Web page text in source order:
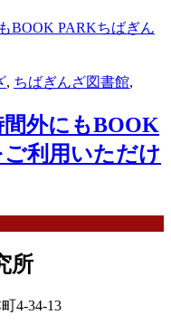
, ちばぎんざ図書館,
間外にもBOOK
利用いただけ
所
4-34-13